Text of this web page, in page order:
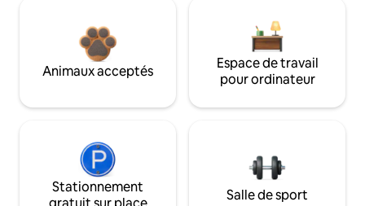
Animaux acceptés
Espace de travail
pour ordinateur
Stationnement
Salle de sport